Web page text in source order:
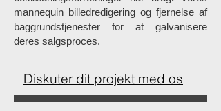
mannequin billedredigering og fjernelse af
baggrundstjenester for at galvanisere
deres salgsproces.
Diskuter dit projekt med os